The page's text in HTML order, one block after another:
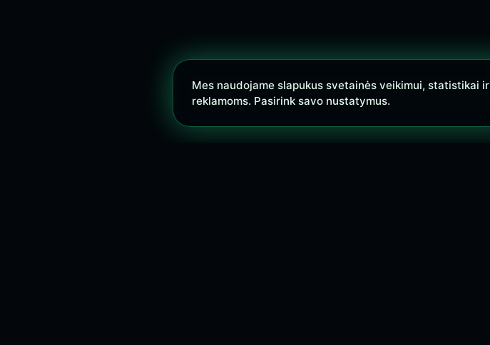
Mes naudojame slapukus svetainės veikimui, statistikai ir
reklamoms. Pasirink savo nustatymus.